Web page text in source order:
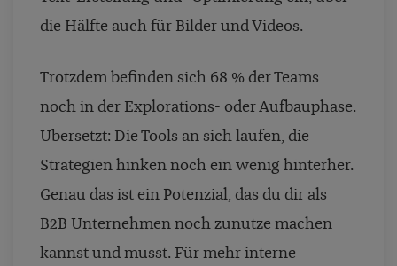
die Hälfte auch für Bilder und Videos.
Trotzdem befinden sich 68 % der Teams
noch in der Explorations- oder Aufbauphase.
Übersetzt: Die Tools an sich laufen, die
Strategien hinken noch ein wenig hinterher.
Genau das ist ein Potenzial, das du dir als
B2B Unternehmen noch zunutze machen
kannst und musst. Für mehr interne